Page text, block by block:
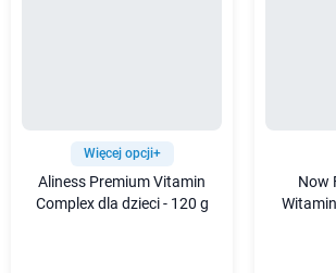
Więcej opcji+
Aliness Premium Vitamin
Complex dla dzieci - 120 g
Now